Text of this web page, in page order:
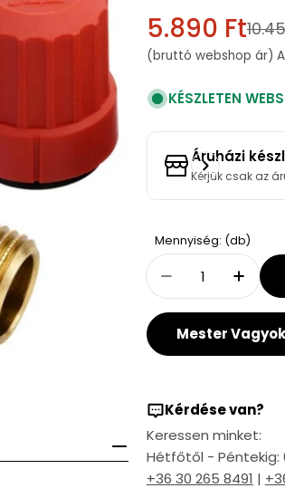
Sale
price
5.890 Ft
Regular
price
(bruttó webshop ár) A
KÉSZLETEN
Áruházi
Kérjük csak az
Mennyiség: (db)
Decrease
Mester Vagyok
Kérdése van?
Keressen minket:
Hétfőtől - Péntekig:
+36 30 265 8491 |